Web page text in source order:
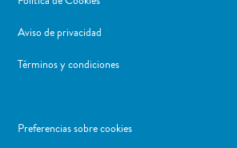
Aviso de privacidad
Términos y condiciones
Preferencias sobre cookies